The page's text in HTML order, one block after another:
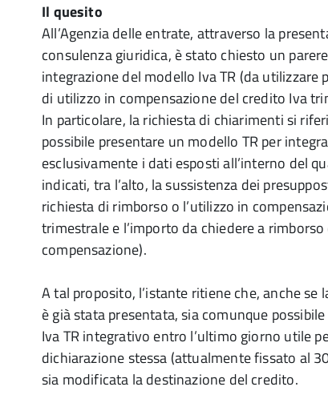
Il quesito
All’Agenzia delle entrate, attraverso la
consulenza giuridica, è stato chiesto un
integrazione del modello Iva TR (da utilizzare
di utilizzo in compensazione del credito Iva
In particolare, la richiesta di chiarimenti si
possibile presentare un modello TR per
esclusivamente i dati esposti all’interno del
indicati, tra l’alto, la sussistenza dei
richiesta di rimborso o l’utilizzo in
trimestrale e l’importo da chiedere a
compensazione).
A tal proposito, l’istante ritiene che, anche se
è già stata presentata, sia comunque
Iva TR integrativo entro l’ultimo giorno utile
dichiarazione stessa (attualmente fissato al
sia modificata la destinazione del credito.